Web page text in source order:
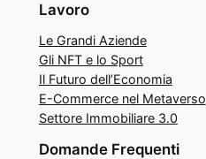
Lavoro
Le Grandi Aziende
Gli NFT e lo Sport
Il Futuro dell’Economia
E-Commerce nel Metaverso
Settore Immobiliare 3.0
Domande Frequenti